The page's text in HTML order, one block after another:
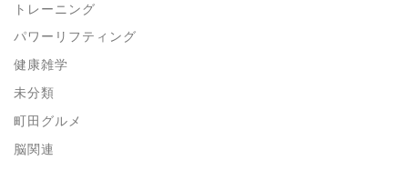
トレーニング
パワーリフティング
健康雑学
未分類
町田グルメ
脳関連